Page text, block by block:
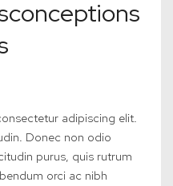
adipiscing elit.
Donec non odio
purus, quis rutrum
orci ac nibh